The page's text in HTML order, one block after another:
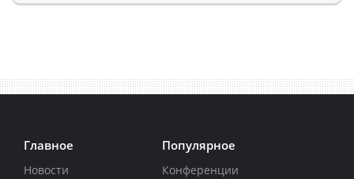
Главное
Новости
Популярное
Конференции